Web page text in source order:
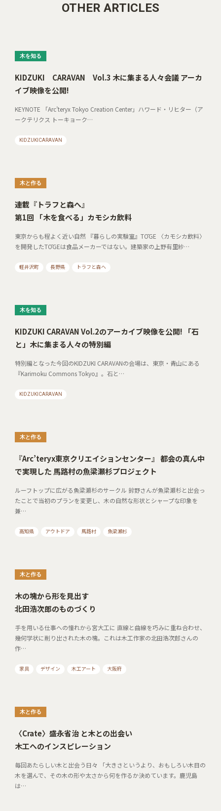
OTHER ARTICLES
木を知る
KIDZUKI CARAVAN Vol.3 木に集まる人々会議 アーカ
イブ映像を公開!
KEYNOTE 「Arc’teryx Tokyo Creation Center」ハワード・リヒター（ア
ークテリクス トーキョーク…
KIDZUKICARAVAN
木と作る
連載『トラフと森へ』
第1回 「木を食べる」カモシカ飲料
東京からも程よく近い自然 『暮らしの実験室』TŌGE 〈カモシカ飲料〉
を開発したTŌGEは食品メーカーではない。建築家の上野有里紗…
軽井沢町 長野県 トラフと森へ
木を知る
KIDZUKI CARAVAN Vol.2のアーカイブ映像を公開! 「石
と」木に集まる人々の特別編
特別編となった今回のKIDZUKI CARAVANの会場は、東京・青山にある
『Karimoku Commons Tokyo』。石と…
KIDZUKICARAVAN
木と作る
『Arc’teryx東京クリエイションセンター』 都会の真ん中
で実現した 馬路村の魚梁瀬杉プロジェクト
ルーフトップに広がる魚梁瀬杉のサークル 鈴野さんが魚梁瀬杉と出会っ
たことで当初のプランを変更し、木の自然な形状とシャープな印象を
兼…
高知県 アウトドア 馬路村 魚梁瀬杉
木と作る
木の塊から形を見出す
北田浩次郎のものづくり
手を用いる仕事への憧れから宮大工に 直線と曲線を巧みに重ね合わせ、
幾何学状に削り出された木の塊。これは木工作家の北田浩次郎さんの
作…
家具 デザイン 木工アート 大阪府
木と作る
〈Crate〉盛永省治 と木との出会い
木工へのインスピレーション
毎回あたらしい木と出会う日々 「大きさというより、おもしろい木目の
木を選んで、その木の形や太さから何を作るか決めています。鹿児島
は…